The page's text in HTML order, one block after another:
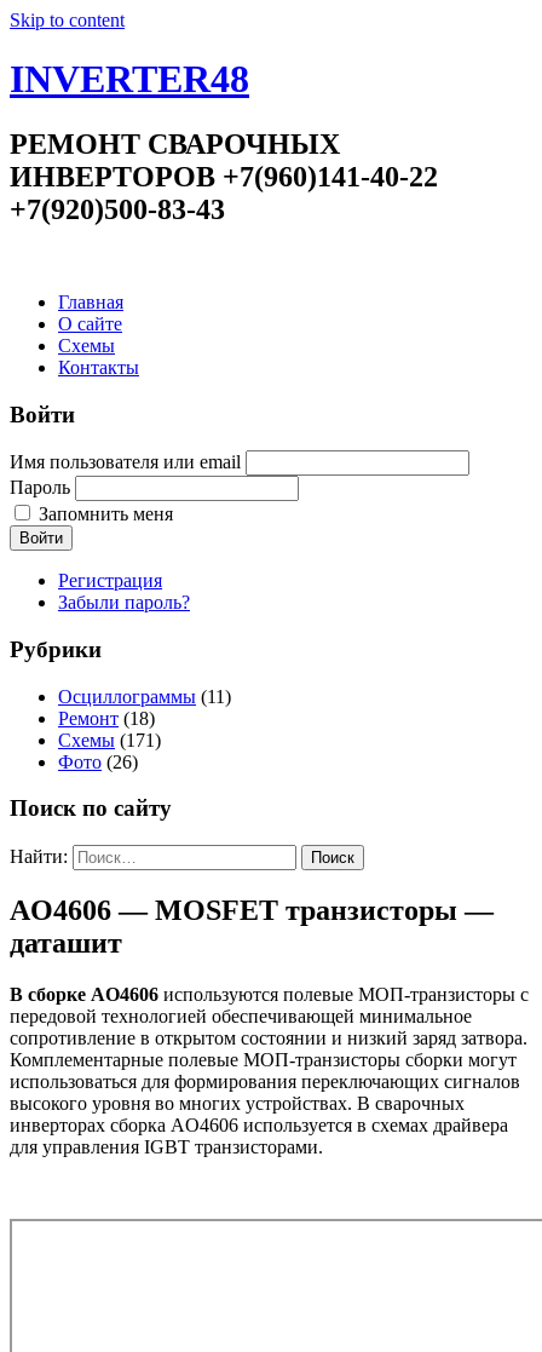
Skip to content
INVERTER48
РЕМОНТ СВАРОЧНЫХ
ИНВЕРТОРОВ +7(960)141-40-22
+7(920)500-83-43
Главная
О сайте
Схемы
Контакты
Войти
Имя пользователя или email
Пароль
Запомнить меня
Войти
Регистрация
Забыли пароль?
Рубрики
Осциллограммы (11)
Ремонт (18)
Схемы (171)
Фото (26)
Поиск по сайту
Найти:
AO4606 — MOSFET транзисторы —
даташит
В сборке AO4606 используются полевые МОП-транзисторы с
передовой технологией обеспечивающей минимальное
сопротивление в открытом состоянии и низкий заряд затвора.
Комплементарные полевые МОП-транзисторы сборки могут
использоваться для формирования переключающих сигналов
высокого уровня во многих устройствах. В сварочных
инверторах сборка AO4606 используется в схемах драйвера
для управления IGBT транзисторами.